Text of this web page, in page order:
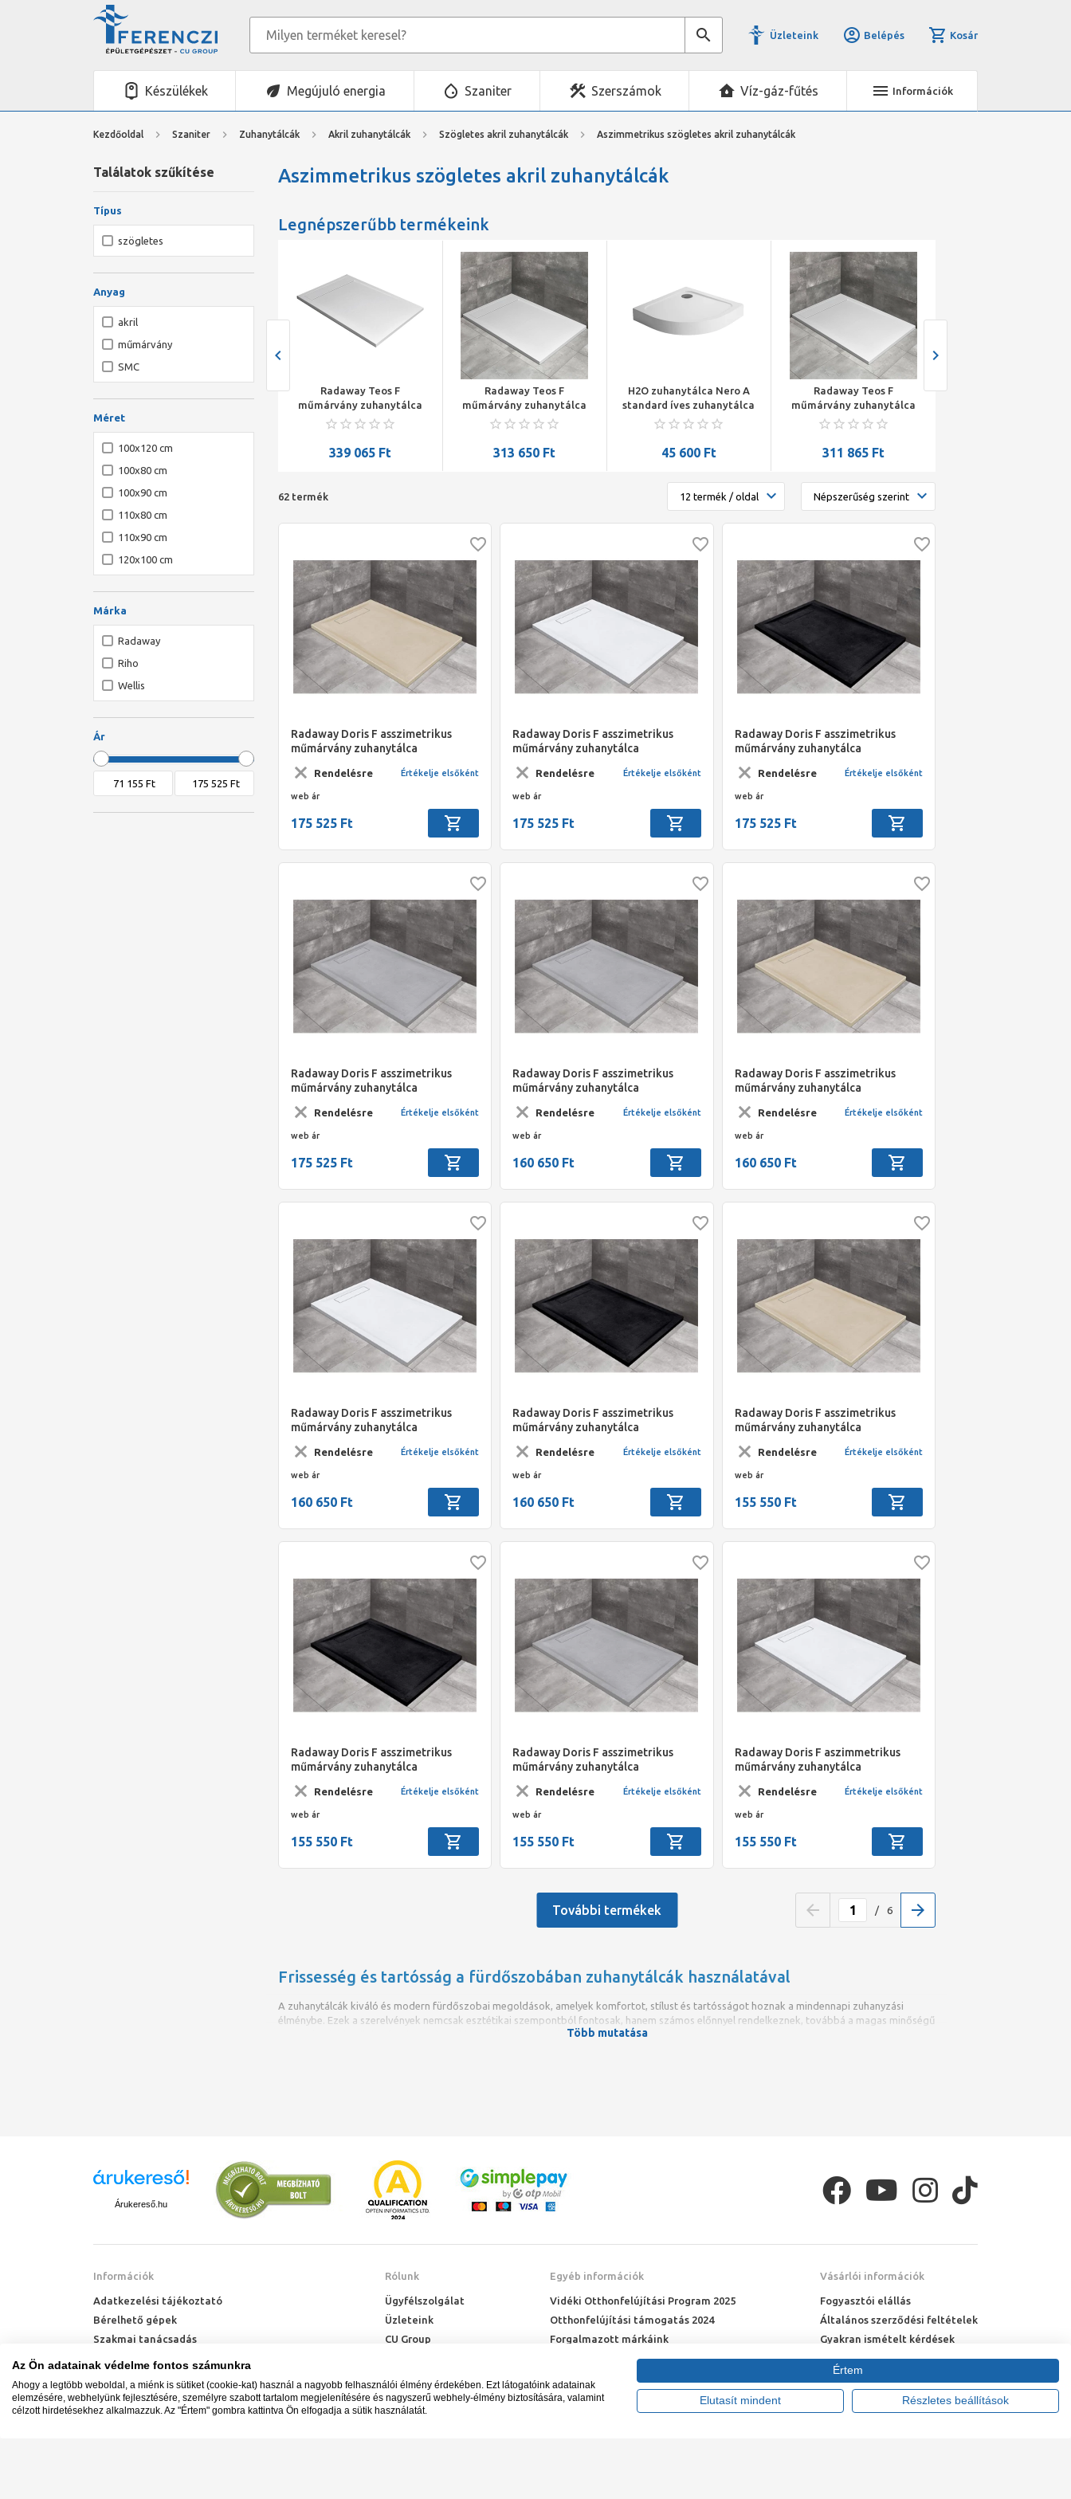
Üzleteink Belépés Kosár
Készülékek Megújuló energia Szaniter Szerszámok Víz-gáz-fűtés Információk
Kezdőoldal Szaniter Zuhanytálcák Akril zuhanytálcák Szögletes akril zuhanytálcák Aszimmetrikus szögletes akril zuhanytálcák
Aszimmetrikus szögletes akril zuhanytálcák
Legnépszerűbb termékeink
szifonnal
54 240
Radaway Teos F
műmárvány zuhanytálca
1800x1000x40 mm, HS1
339 065 Ft
Radaway Teos F
műmárvány zuhanytálca
1800x900x40 mm, HS1
313 650 Ft
H2O zuhanytálca Nero A
standard íves zuhanytálca
80x80x14 15204 szifonnal
45 600 Ft
Radaway Teos F
műmárvány zuhanytálca
1600*1000*40mm, HS1
311 865 Ft
62 termék
Radaway Doris F asszimetrikus
műmárvány zuhanytálca
Rendelésre Értékelje elsőként
web ár
175 525 Ft
Radaway Doris F asszimetrikus
műmárvány zuhanytálca
Rendelésre Értékelje elsőként
web ár
175 525 Ft
Radaway Doris F asszimetrikus
műmárvány zuhanytálca
Rendelésre Értékelje elsőként
web ár
175 525 Ft
Radaway Doris F asszimetrikus
műmárvány zuhanytálca
Rendelésre Értékelje elsőként
web ár
175 525 Ft
Radaway Doris F asszimetrikus
műmárvány zuhanytálca
Rendelésre Értékelje elsőként
web ár
160 650 Ft
Radaway Doris F asszimetrikus
műmárvány zuhanytálca
Rendelésre Értékelje elsőként
web ár
160 650 Ft
Radaway Doris F asszimetrikus
műmárvány zuhanytálca
Rendelésre Értékelje elsőként
web ár
160 650 Ft
Radaway Doris F asszimetrikus
műmárvány zuhanytálca
Rendelésre Értékelje elsőként
web ár
160 650 Ft
Radaway Doris F asszimetrikus
műmárvány zuhanytálca
Rendelésre Értékelje elsőként
web ár
155 550 Ft
Radaway Doris F asszimetrikus
műmárvány zuhanytálca
Rendelésre Értékelje elsőként
web ár
155 550 Ft
Radaway Doris F asszimetrikus
műmárvány zuhanytálca
Rendelésre Értékelje elsőként
web ár
155 550 Ft
Radaway Doris F aszimmetrikus
műmárvány zuhanytálca
Rendelésre Értékelje elsőként
web ár
155 550 Ft
További termékek / 6
Frissesség és tartósság a fürdőszobában zuhanytálcák használatával
A zuhanytálcák kiváló és modern fürdőszobai megoldások, amelyek komfortot, stílust és tartósságot hoznak a mindennapi zuhanyzási
élménybe. Ezek a szerelvények nemcsak esztétikai szempontból fontosak, hanem számos előnnyel rendelkeznek, továbbá a magas minőségű
anyagoknak köszönhetően hosszú távú használatra tervezték azokat.
A zuhanytálcák több méretben és formában elérhetők, lehetővé téve a fürdőszoba teréhez és stílusához való tökéletes illeszkedést. Kisebb
fürdőszobák esetén a négyzet vagy a sarok zuhanytálcák kiváló helykihasználást tesznek lehetővé, míg a nagyobb teret igénylő
fürdőszobákban a téglalap alakú vagy a szimmetrikus zuhanytálcák is elérhetők. A zuhanykabinokhoz illeszkedő, általában márkában
megegyező zuhanytálcákat érdemes választani, melyek tökéletesen illeszkednek egymáshoz. Az íves zuhanykabinokhoz íves zuhanytálca
Több mutatása
Találatok szűkítése
Típus
szögletes
Anyag
akril
műmárvány
SMC
Méret
100x120 cm
100x80 cm
100x90 cm
110x80 cm
110x90 cm
120x100 cm
140x80 cm
140x90 cm
80x120 cm
90x100 cm
90x110 cm
Márka
Radaway
Riho
Wellis
Ár
Árukereső.hu
Információk
Adatkezelési tájékoztató
Bérelhető gépek
Szakmai tanácsadás
Technik Cool Pro hőszivattyú tájékoztató
Hőszivattyú kalkulátor
Rólunk
Ügyfélszolgálat
Üzleteink
CU Group
Egyéb információk
Vidéki Otthonfelújítási Program 2025
Otthonfelújítási támogatás 2024
Forgalmazott márkáink
Adatkezelési kérelem
Vásárlói információk
Fogyasztói elállás
Általános szerződési feltételek
Gyakran ismételt kérdések
Online rendelés menete
Fizetési feltételek
Az Ön adatainak védelme fontos számunkra
Ahogy a legtöbb weboldal, a miénk is sütiket (cookie-kat) használ a nagyobb felhasználói élmény érdekében. Ezt látogatóink adatainak
elemzésére, webhelyünk fejlesztésére, személyre szabott tartalom megjelenítésére és nagyszerű webhely-élmény biztosítására, valamint
célzott hirdetésekhez alkalmazzuk. Az "Értem" gombra kattintva Ön elfogadja a sütik használatát.
Értem
Elutasít mindent Részletes beállítások